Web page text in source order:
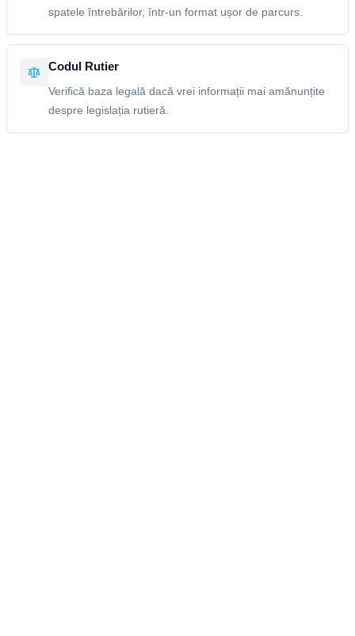
spatele întrebărilor, într-un format ușor de parcurs.
Codul Rutier
Verifică baza legală dacă vrei informații mai amănunțite
despre legislația rutieră.